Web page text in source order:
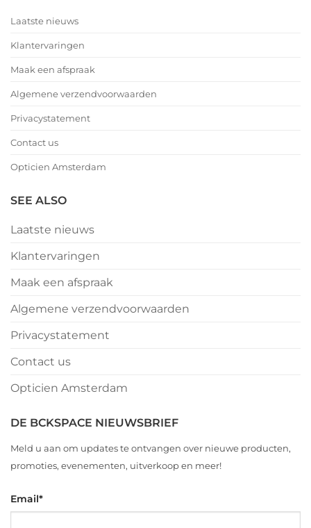
Laatste nieuws
Klantervaringen
Maak een afspraak
Algemene verzendvoorwaarden
Privacystatement
Contact us
Opticien Amsterdam
SEE ALSO
Laatste nieuws
Klantervaringen
Maak een afspraak
Algemene verzendvoorwaarden
Privacystatement
Contact us
Opticien Amsterdam
DE BCKSPACE NIEUWSBRIEF
Meld u aan om updates te ontvangen over nieuwe producten,
promoties, evenementen, uitverkoop en meer!
Email*